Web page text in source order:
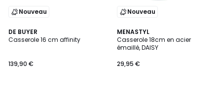
Nouveau
DE BUYER
Casserole 16 cm affinity
139,90 €
Nouveau
MENASTYL
Casserole 18cm en acier
émaillé, DAISY
29,95 €